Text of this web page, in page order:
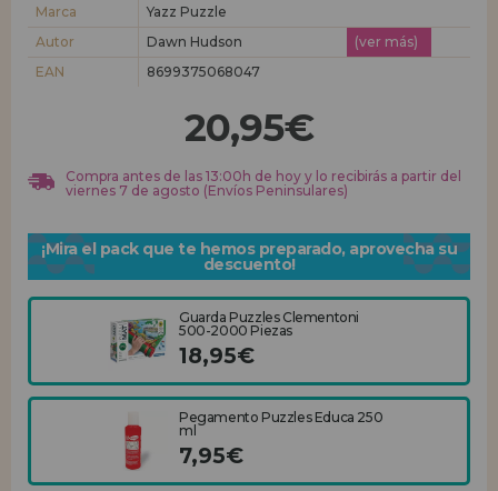
¿Eres Profesional o Empresa?. ¿Quieres vender en tu negocio
nuestros productos?. Regístrate como distribuidor y conoce nuestras
condiciones de ventas con descuentos especiales para la distribución.
¡Adelante! Te estábamos esperando.
REGISTRO DISTRIBUIDOR
Marca
Yazz Puzzle
Autor
Dawn Hudson
(ver más)
EAN
8699375068047
20,95€
Compra antes de las 13:00h de hoy y lo recibirás a partir del
viernes 7 de agosto (Envíos Peninsulares)
¡Mira el pack que te hemos preparado, aprovecha su
descuento!
Guarda Puzzles Clementoni
500-2000 Piezas
18,95€
Pegamento Puzzles Educa 250
ml
7,95€